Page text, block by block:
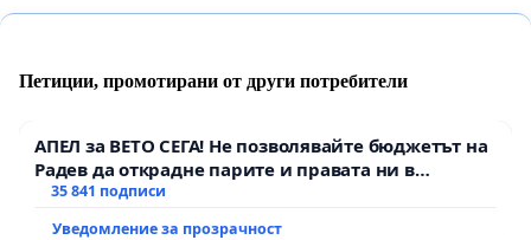
Петиции, промотирани от други потребители
АПЕЛ за ВЕТО СЕГА! Не позволявайте бюджетът на
Радев да открадне парите и правата ни в
тъмното
35 841 подписи
Уведомление за прозрачност